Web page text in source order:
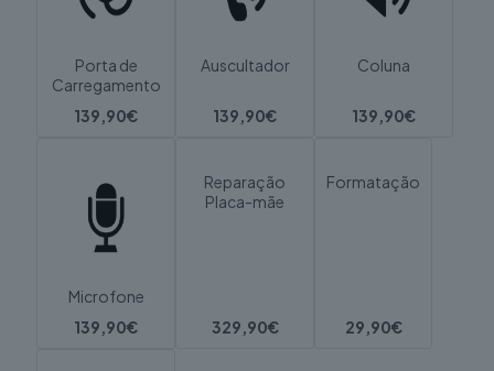
Porta de
Carregamento
139,90€
Auscultador
139,90€
Coluna
139,90€
Microfone
139,90€
Reparação
Placa-mãe
329,90€
Formatação
29,90€